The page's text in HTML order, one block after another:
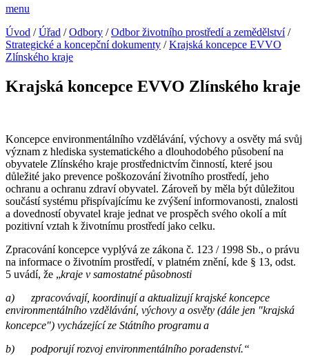
menu
Úvod /Úřad /Odbory /Odbor životního prostředí a zemědělství/
Strategické a koncepční dokumenty /Krajská koncepce EVVO
Zlínského kraje
Krajská koncepce EVVO Zlínského kraje
Koncepce environmentálního vzdělávání, výchovy a osvěty má svůj
význam z hlediska systematického a dlouhodobého působení na
obyvatele Zlínského kraje prostřednictvím činností, které jsou
důležité jako prevence poškozování životního prostředí, jeho
ochranu a ochranu zdraví obyvatel. Zároveň by měla být důležitou
součástí systému přispívajícímu ke zvýšení informovanosti, znalosti
a dovedností obyvatel kraje jednat ve prospěch svého okolí a mít
pozitivní vztah k životnímu prostředí jako celku.
Zpracování koncepce vyplývá ze zákona č. 123 / 1998 Sb., o právu
na informace o životním prostředí, v platném znění, kde § 13, odst.
5 uvádí, že „kraje v samostatné působnosti
a) zpracovávají, koordinují a aktualizují krajské koncepce
environmentálního vzdělávání, výchovy a osvěty (dále jen "krajská
koncepce") vycházející ze Státního programua
b) podporují rozvoj environmentálního poradenství.“